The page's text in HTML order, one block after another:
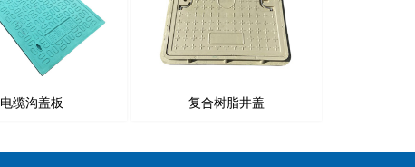
电缆沟盖板 复合树脂井盖